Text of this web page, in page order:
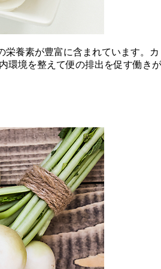
養素が豊富に含まれています。
環境を整えて便の排出を促す働き